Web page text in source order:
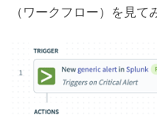
（ワークフロー）を見て